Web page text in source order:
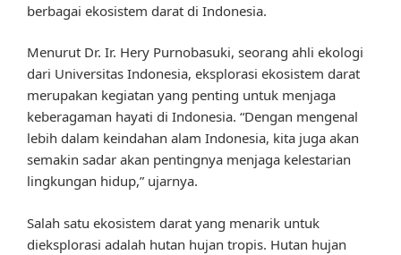
berbagai ekosistem darat di Indonesia.
Menurut Dr. Ir. Hery Purnobasuki, seorang ahli ekologi
dari Universitas Indonesia, eksplorasi ekosistem darat
merupakan kegiatan yang penting untuk menjaga
keberagaman hayati di Indonesia. “Dengan mengenal
lebih dalam keindahan alam Indonesia, kita juga akan
semakin sadar akan pentingnya menjaga kelestarian
lingkungan hidup,” ujarnya.
Salah satu ekosistem darat yang menarik untuk
dieksplorasi adalah hutan hujan tropis. Hutan hujan